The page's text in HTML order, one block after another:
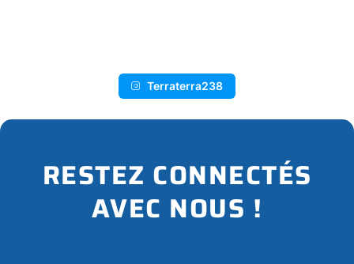
Terraterra238
RESTEZ CONNECTÉS
AVEC NOUS !